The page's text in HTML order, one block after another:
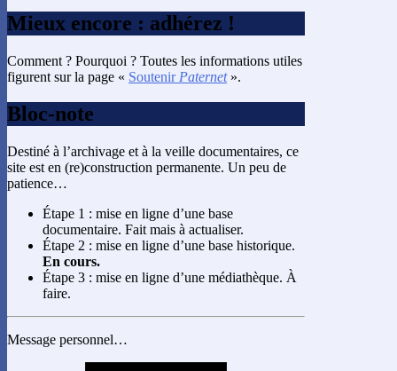
Mieux encore : adhérez !
Comment ? Pourquoi ? Toutes les informations utiles
figurent sur la page « Soutenir Paternet».
Bloc-note
Destiné à l’archivage et à la veille documentaires, ce
site est en (re)construction permanente. Un peu de
patience…
Étape 1 : mise en ligne d’une base
documentaire. Fait mais à actualiser.
Étape 2 : mise en ligne d’une base historique.
En cours.
Étape 3 : mise en ligne d’une médiathèque. À
faire.
Message personnel…